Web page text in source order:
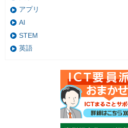
アプリ
AI
STEM
英語